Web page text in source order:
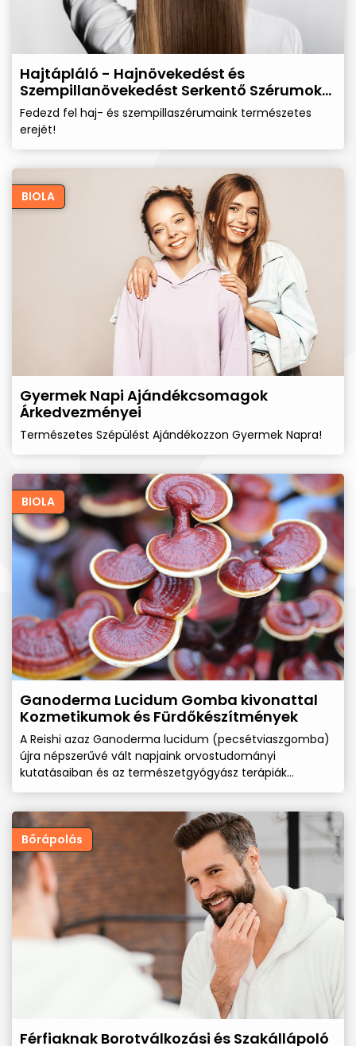
Hajtápláló - Hajnövekedést és
Szempillanövekedést Serkentő Szérumok
és Samponok
Fedezd fel haj- és szempillaszérumaink természetes
erejét!
BIOLA
Gyermek Napi Ajándékcsomagok
Árkedvezményei
Természetes Szépülést Ajándékozzon Gyermek Napra!
BIOLA
Ganoderma Lucidum Gomba kivonattal
Kozmetikumok és Fürdőkészítmények
A Reishi azaz Ganoderma lucidum (pecsétviaszgomba)
újra népszerűvé vált napjaink orvostudományi
kutatásaiban és az természetgyógyász terápiák
területén mivel rendkívül gazdag biológiailag aktív
béta-glükánok, triterpenoidok és fenolos származékok
erős gyulladáscsökkentő hatóanyagai.
Bőrápolás
Férfiaknak Borotválkozási és Szakállápoló